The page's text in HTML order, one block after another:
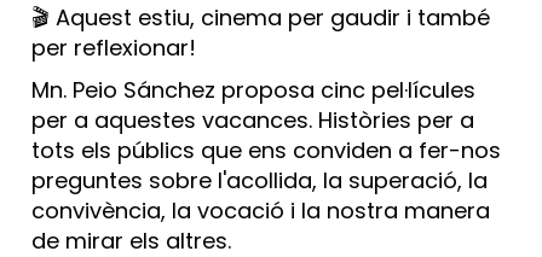
🎬 Aquest estiu, cinema per gaudir i també
per reflexionar!
Mn. Peio Sánchez proposa cinc pel·lícules
per a aquestes vacances. Històries per a
tots els públics que ens conviden a fer-nos
preguntes sobre l'acollida, la superació, la
convivència, la vocació i la nostra manera
de mirar els altres.